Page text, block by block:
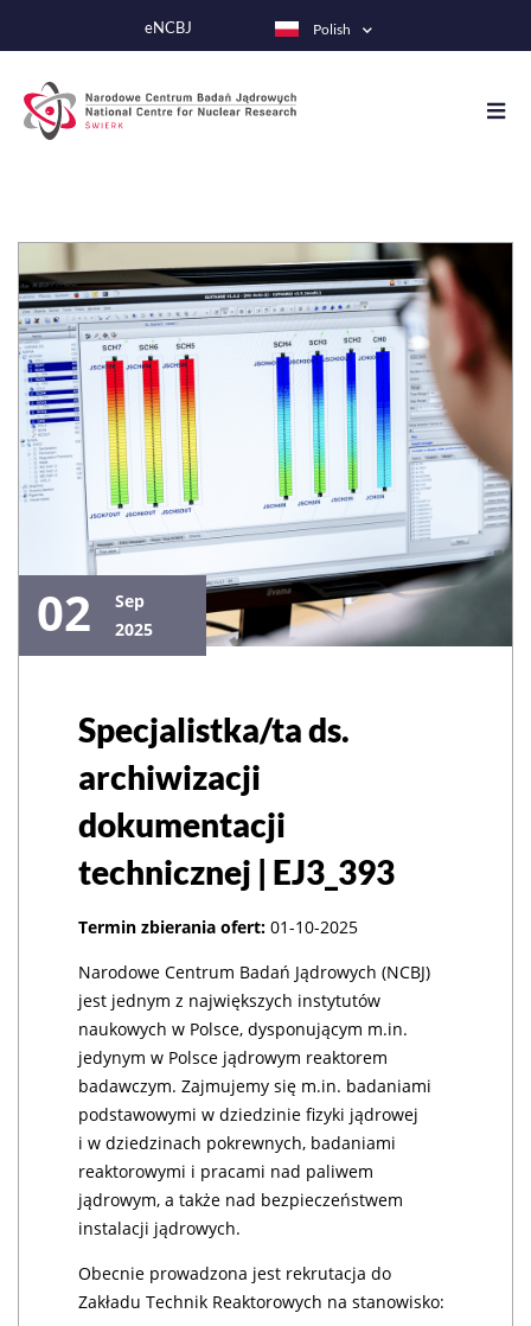
do
eNCBJ Polish
02
Sep
2025
Specjalistka/ta ds.
archiwizacji
dokumentacji
technicznej | EJ3_393
Termin zbierania ofert: 01-10-2025
Narodowe Centrum Badań Jądrowych (NCBJ)
jest jednym z największych instytutów
naukowych w Polsce, dysponującym m.in.
jedynym w Polsce jądrowym reaktorem
badawczym. Zajmujemy się m.in. badaniami
podstawowymi w dziedzinie fizyki jądrowej
i w dziedzinach pokrewnych, badaniami
reaktorowymi i pracami nad paliwem
jądrowym, a także nad bezpieczeństwem
instalacji jądrowych.
Obecnie prowadzona jest rekrutacja do
Zakładu Technik Reaktorowych na stanowisko: